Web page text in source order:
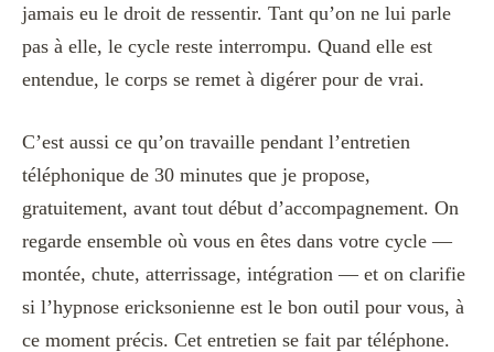
jamais eu le droit de ressentir. Tant qu’on ne lui parle
pas à elle, le cycle reste interrompu. Quand elle est
entendue, le corps se remet à digérer pour de vrai.
C’est aussi ce qu’on travaille pendant l’entretien
téléphonique de 30 minutes que je propose,
gratuitement, avant tout début d’accompagnement. On
regarde ensemble où vous en êtes dans votre cycle —
montée, chute, atterrissage, intégration — et on clarifie
si l’hypnose ericksonienne est le bon outil pour vous, à
ce moment précis. Cet entretien se fait par téléphone.